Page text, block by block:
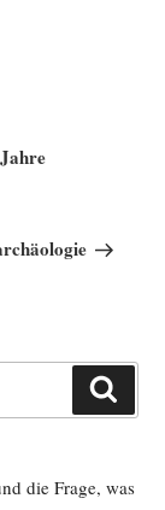
die Frage, was